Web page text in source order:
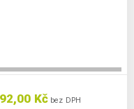
Kč bez DPH